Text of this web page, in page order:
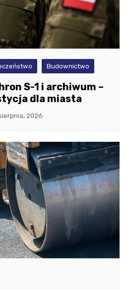
Budownictwo
S-1 i archiwum –
dla miasta
2026